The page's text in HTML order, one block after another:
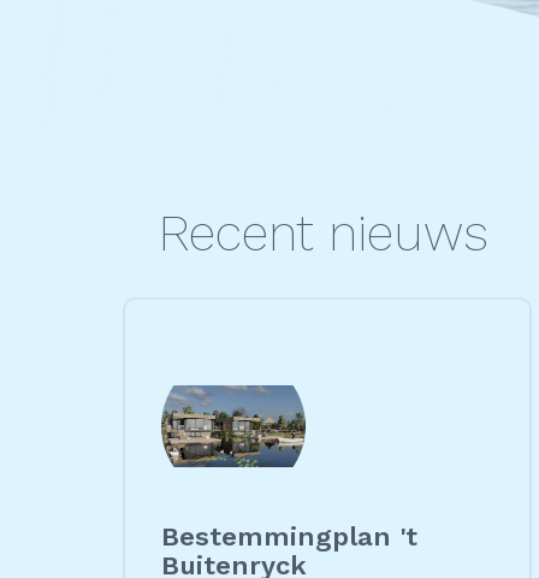
Recent nieuws
Bestemmingplan 't
Buitenryck